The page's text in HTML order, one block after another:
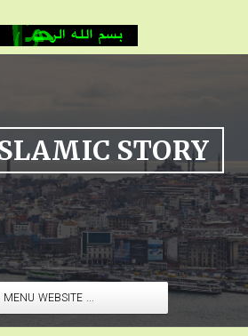
STORY
MENU WEBSITE ...